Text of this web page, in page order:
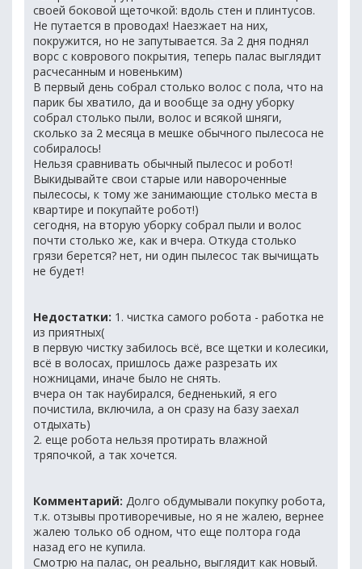
своей боковой щеточкой: вдоль стен и плинтусов.
Не путается в проводах! Наезжает на них,
покружится, но не запутывается. За 2 дня поднял
ворс с коврового покрытия, теперь палас выглядит
расчесанным и новеньким)
В первый день собрал столько волос с пола, что на
парик бы хватило, да и вообще за одну уборку
собрал столько пыли, волос и всякой шняги,
сколько за 2 месяца в мешке обычного пылесоса не
собиралось!
Нельзя сравнивать обычный пылесос и робот!
Выкидывайте свои старые или навороченные
пылесосы, к тому же занимающие столько места в
квартире и покупайте робот!)
сегодня, на вторую уборку собрал пыли и волос
почти столько же, как и вчера. Откуда столько
грязи берется? нет, ни один пылесос так вычищать
не будет!
Недостатки: 1. чистка самого робота - работка не
из приятных(
в первую чистку забилось всё, все щетки и колесики,
всё в волосах, пришлось даже разрезать их
ножницами, иначе было не снять.
вчера он так наубирался, бедненький, я его
почистила, включила, а он сразу на базу заехал
отдыхать)
2. еще робота нельзя протирать влажной
тряпочкой, а так хочется.
Комментарий: Долго обдумывали покупку робота,
т.к. отзывы противоречивые, но я не жалею, вернее
жалею только об одном, что еще полтора года
назад его не купила.
Смотрю на палас, он реально, выглядит как новый.